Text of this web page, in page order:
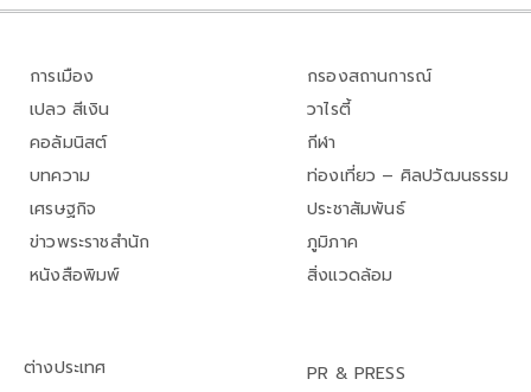
การเมือง
เปลว สีเงิน
คอลัมนิสต์
บทความ
เศรษฐกิจ
ข่าวพระราชสำนัก
หนังสือพิมพ์
กรองสถานการณ์
วาไรตี้
กีฬา
ท่องเที่ยว – ศิลปวัฒนธรรม
ประชาสัมพันธ์
ภูมิภาค
สิ่งแวดล้อม
ต่างประเทศ
PR & PRESS